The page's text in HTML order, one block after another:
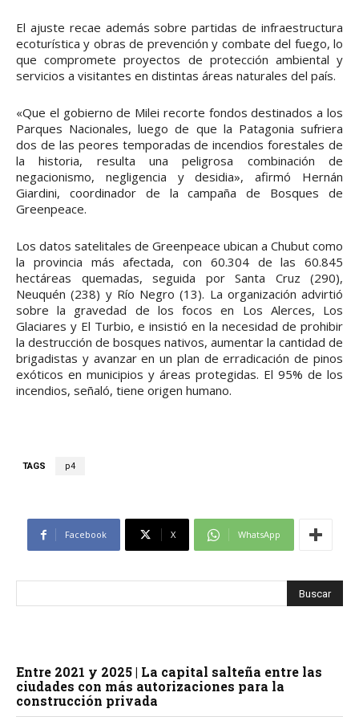
El ajuste recae además sobre partidas de infraestructura
ecoturística y obras de prevención y combate del fuego, lo
que compromete proyectos de protección ambiental y
servicios a visitantes en distintas áreas naturales del país.
«Que el gobierno de Milei recorte fondos destinados a los
Parques Nacionales, luego de que la Patagonia sufriera
dos de las peores temporadas de incendios forestales de
la historia, resulta una peligrosa combinación de
negacionismo, negligencia y desidia», afirmó Hernán
Giardini, coordinador de la campaña de Bosques de
Greenpeace.
Los datos satelitales de Greenpeace ubican a Chubut como
la provincia más afectada, con 60.304 de las 60.845
hectáreas quemadas, seguida por Santa Cruz (290),
Neuquén (238) y Río Negro (13). La organización advirtió
sobre la gravedad de los focos en Los Alerces, Los
Glaciares y El Turbio, e insistió en la necesidad de prohibir
la destrucción de bosques nativos, aumentar la cantidad de
brigadistas y avanzar en un plan de erradicación de pinos
exóticos en municipios y áreas protegidas. El 95% de los
incendios, señaló, tiene origen humano.
TAGS p4
Facebook X WhatsApp
Entre 2021 y 2025 | La capital salteña entre las
ciudades con más autorizaciones para la
construcción privada